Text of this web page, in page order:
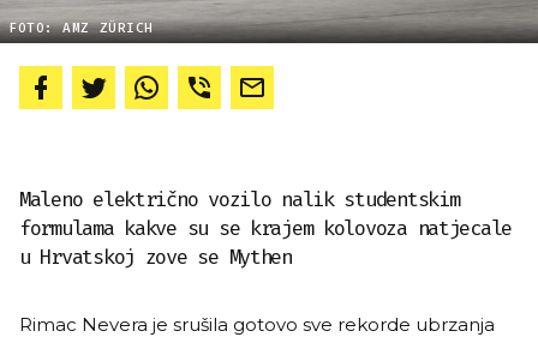
FOTO: AMZ ZÜRICH
Maleno električno vozilo nalik studentskim
formulama kakve su se krajem kolovoza natjecale
u Hrvatskoj zove se Mythen
Rimac Nevera je srušila gotovo sve rekorde ubrzanja